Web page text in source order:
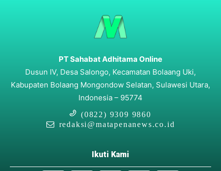
PT Sahabat Adhitama Online
Dusun IV, Desa Salongo, Kecamatan Bolaang Uki,
Kabupaten Bolaang Mongondow Selatan, Sulawesi Utara,
Indonesia – 95774
(0822) 9309 9860
redaksi@matapenanews.co.id
Ikuti Kami